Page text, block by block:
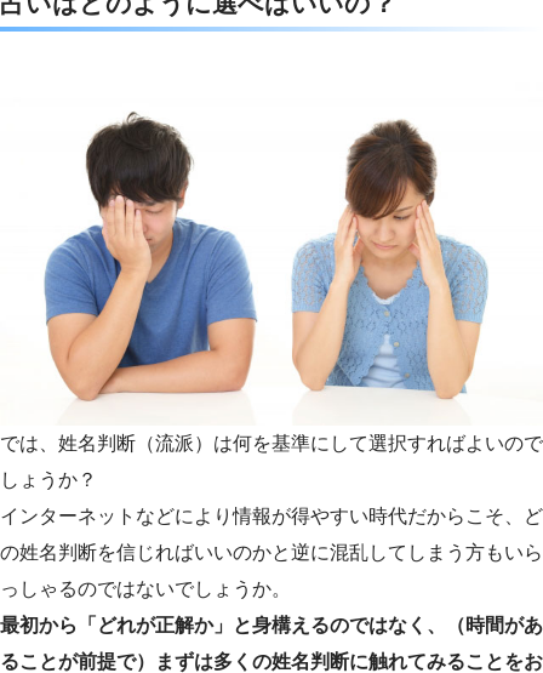
では、姓名判断（流派）は何を基準にして選択すればよいので
しょうか？
インターネットなどにより情報が得やすい時代だからこそ、ど
の姓名判断を信じればいいのかと逆に混乱してしまう方もいら
っしゃるのではないでしょうか。
最初から「どれが正解か」と身構えるのではなく、（時間があ
ることが前提で）まずは多くの姓名判断に触れてみることをお